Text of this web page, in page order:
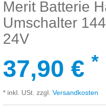
Merit Batterie
Umschalter
24V
37,90 € *
* inkl. USt. zzgl. Versandkosten